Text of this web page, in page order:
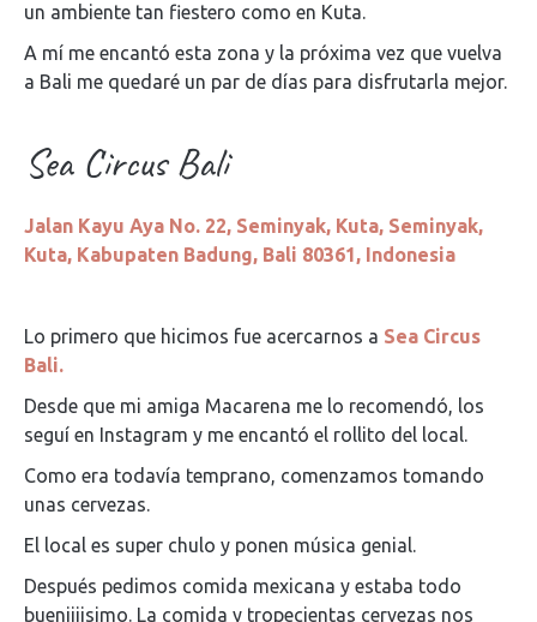
un ambiente tan fiestero como en Kuta.
A mí me encantó esta zona y la próxima vez que vuelva
a Bali me quedaré un par de días para disfrutarla mejor.
Sea Circus Bali
Jalan Kayu Aya No. 22, Seminyak, Kuta, Seminyak,
Kuta, Kabupaten Badung, Bali 80361, Indonesia
Lo primero que hicimos fue acercarnos a Sea Circus
Bali.
Desde que mi amiga Macarena me lo recomendó, los
seguí en Instagram y me encantó el rollito del local.
Como era todavía temprano, comenzamos tomando
unas cervezas.
El local es super chulo y ponen música genial.
Después pedimos comida mexicana y estaba todo
bueniiiisimo. La comida y tropecientas cervezas nos